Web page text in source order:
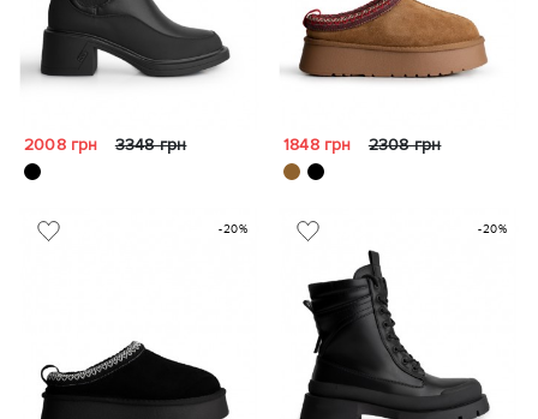
2008 грн 3348 грн 1848 грн 2308 грн
-20% -20%